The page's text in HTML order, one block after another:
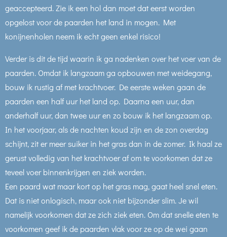
geaccepteerd. Zie ik een hol dan moet dat eerst worden
opgelost voor de paarden het land in mogen. Met
konijnenholen neem ik echt geen enkel risico!
Verder is dit de tijd waarin ik ga nadenken over het voer van de
paarden. Omdat ik langzaam ga opbouwen met weidegang,
bouw ik rustig af met krachtvoer. De eerste weken gaan de
paarden een half uur het land op. Daarna een uur, dan
anderhalf uur, dan twee uur en zo bouw ik het langzaam op.
In het voorjaar, als de nachten koud zijn en de zon overdag
schijnt, zit er meer suiker in het gras dan in de zomer. Ik haal ze
gerust volledig van het krachtvoer af om te voorkomen dat ze
teveel voer binnenkrijgen en ziek worden.
Een paard wat maar kort op het gras mag, gaat heel snel eten.
Dat is niet onlogisch, maar ook niet bijzonder slim. Je wil
namelijk voorkomen dat ze zich ziek eten. Om dat snelle eten te
voorkomen geef ik de paarden vlak voor ze op de wei gaan